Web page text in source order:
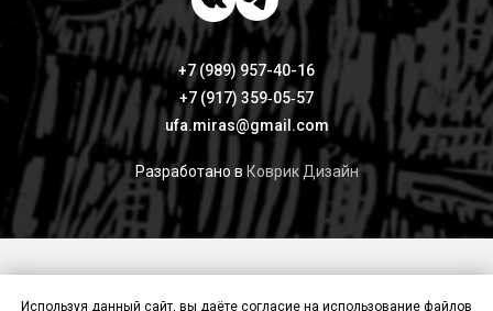
Разработано в Коврик Дизайн
+7 (989) 957-40-16
+7 (917) 359‑05‑57
ufa.miras@gmail.com
Используя данный сайт, вы даёте согласие на использование файлов